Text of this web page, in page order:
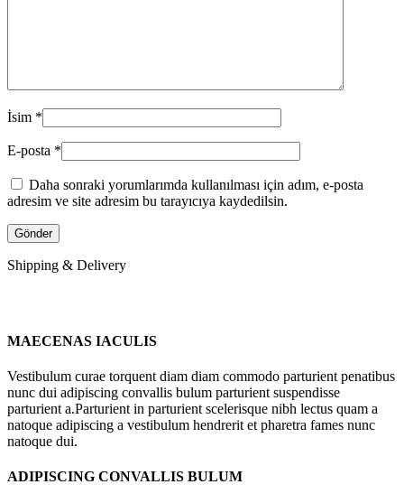
İsim *
E-posta *
Daha sonraki yorumlarımda kullanılması için adım, e-posta
adresim ve site adresim bu tarayıcıya kaydedilsin.
Shipping & Delivery
MAECENAS IACULIS
Vestibulum curae torquent diam diam commodo parturient penatibus
nunc dui adipiscing convallis bulum parturient suspendisse
parturient a.Parturient in parturient scelerisque nibh lectus quam a
natoque adipiscing a vestibulum hendrerit et pharetra fames nunc
natoque dui.
ADIPISCING CONVALLIS BULUM